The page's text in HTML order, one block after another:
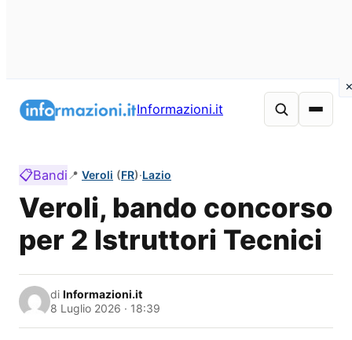
Informazioni.it
📋Bandi 📍 Veroli (FR)·Lazio
Veroli, bando concorso
per 2 Istruttori Tecnici
di Informazioni.it
8 Luglio 2026 · 18:39